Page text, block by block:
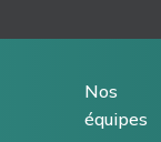
Nos
équipes